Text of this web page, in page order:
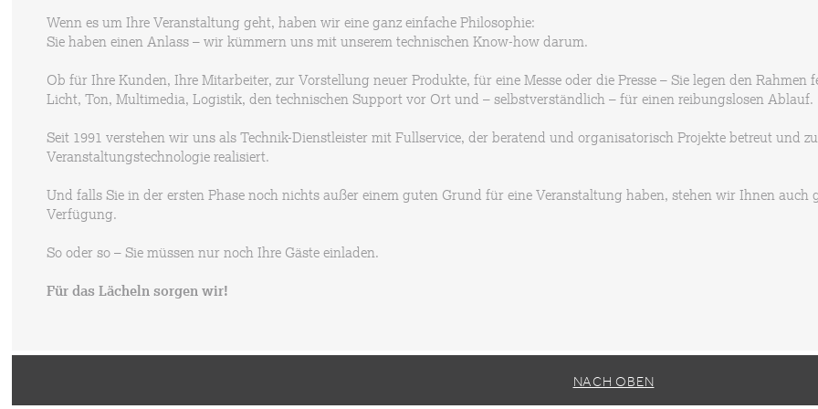
Wenn es um Ihre Veranstaltung geht, haben wir eine ganz einfache Philosophie:
Sie haben einen Anlass – wir kümmern uns mit unserem technischen Know-how darum.
Ob für Ihre Kunden, Ihre Mitarbeiter, zur Vorstellung neuer Produkte, für eine Messe oder die Presse – Sie legen den
Licht, Ton, Multimedia, Logistik, den technischen Support vor Ort und – selbstverständlich – für einen reibungslosen Ablauf.
Seit 1991 verstehen wir uns als Technik-Dienstleister mit Fullservice, der beratend und organisatorisch Projekte betreut und
Veranstaltungstechnologie realisiert.
Und falls Sie in der ersten Phase noch nichts außer einem guten Grund für eine Veranstaltung haben, stehen wir Ihnen auch
Verfügung.
So oder so – Sie müssen nur noch Ihre Gäste einladen.
Für das Lächeln sorgen wir!
NACH OBEN